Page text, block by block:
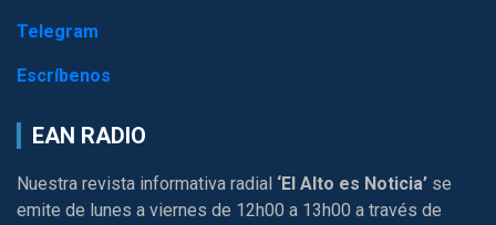
Telegram
Escríbenos
EAN RADIO
Nuestra revista informativa radial ‘El Alto es Noticia’ se
emite de lunes a viernes de 12h00 a 13h00 a través de